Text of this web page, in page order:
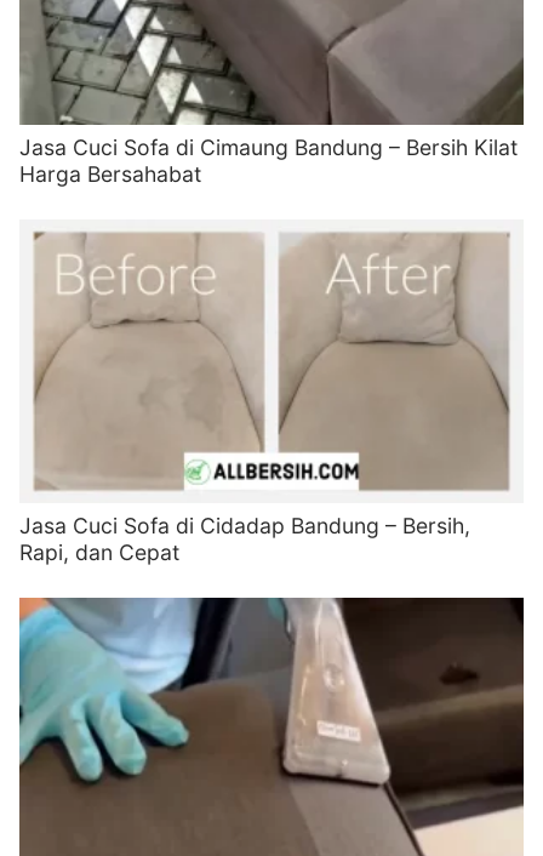
Jasa Cuci Sofa di Cimaung Bandung – Bersih Kilat
Harga Bersahabat
Jasa Cuci Sofa di Cidadap Bandung – Bersih,
Rapi, dan Cepat